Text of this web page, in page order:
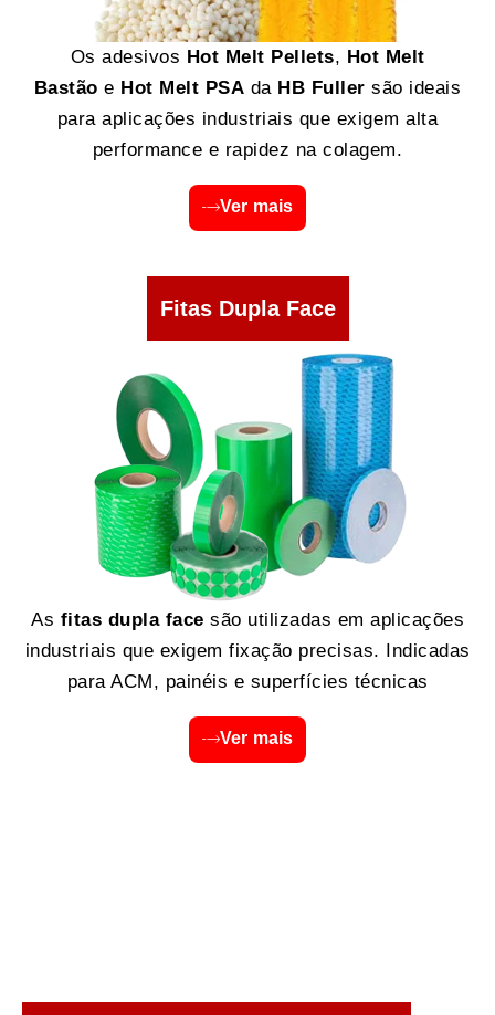
Os adesivos Hot Melt Pellets, Hot Melt
Bastão e Hot Melt PSA da HB Fuller são ideais
para aplicações industriais que exigem alta
performance e rapidez na colagem.
Ver mais
Fitas Dupla Face
As fitas dupla face são utilizadas em aplicações
industriais que exigem fixação precisas. Indicadas
para ACM, painéis e superfícies técnicas
Ver mais